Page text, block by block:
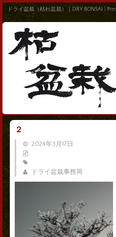
ドライ盆栽（枯れ盆栽）｜DRY BONSAI |
２
2024年3月17日
ドライ盆栽事務局